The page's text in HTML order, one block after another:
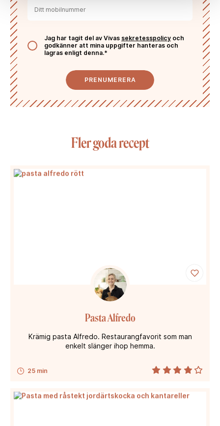
Jag har tagit del av Vivas sekretesspolicy och
godkänner att mina uppgifter hanteras och
lagras enligt denna.*
PRENUMERERA
Fler goda recept
25 min
Pasta Alfredo
Krämig pasta Alfredo. Restaurangfavorit som man
enkelt slänger ihop hemma.